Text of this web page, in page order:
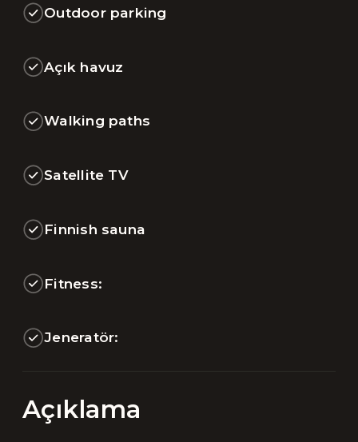
Outdoor parking
Açık havuz
Walking paths
Satellite TV
Finnish sauna
Fitness:
Jeneratör:
Açıklama